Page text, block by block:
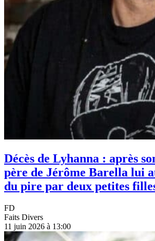
Décès de Lyhanna : après
père de Jérôme Barella lui
du pire par deux petites
FD
Faits Divers
11 juin 2026 à 13:00